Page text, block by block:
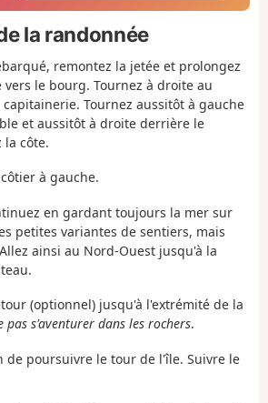
la randonnée
remontez la jetée et prolongez
le bourg. Tournez à droite au
Tournez aussitôt à gauche
et aussitôt à droite derrière le
la côte.
à gauche.
en gardant toujours la mer sur
petites variantes de sentiers, mais
ainsi au Nord-Ouest jusqu'à la
(optionnel) jusqu'à l'extrémité de la
pas s'aventurer dans les rochers.
de poursuivre le tour de l'île. Suivre le